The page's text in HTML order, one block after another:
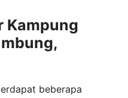
Kampung
beberapa